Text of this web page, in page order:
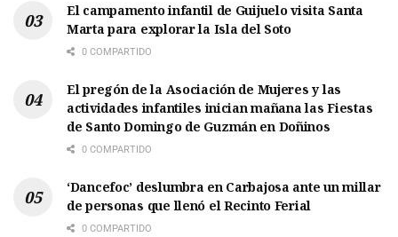
El campamento infantil de Guijuelo visita Santa
Marta para explorar la Isla del Soto
0 COMPARTIDO
El pregón de la Asociación de Mujeres y las
actividades infantiles inician mañana las Fiestas
de Santo Domingo de Guzmán en Doñinos
0 COMPARTIDO
‘Dancefoc’ deslumbra en Carbajosa ante un millar
de personas que llenó el Recinto Ferial
0 COMPARTIDO